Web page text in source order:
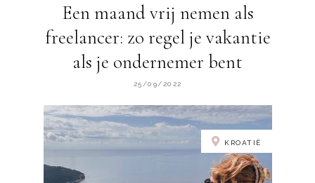
Een maand vrij nemen als
freelancer: zo regel je vakantie
als je ondernemer bent
25/09/2022
KROATIË